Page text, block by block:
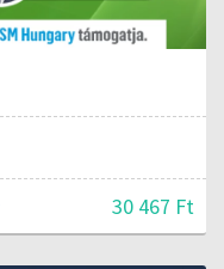
30 467 Ft